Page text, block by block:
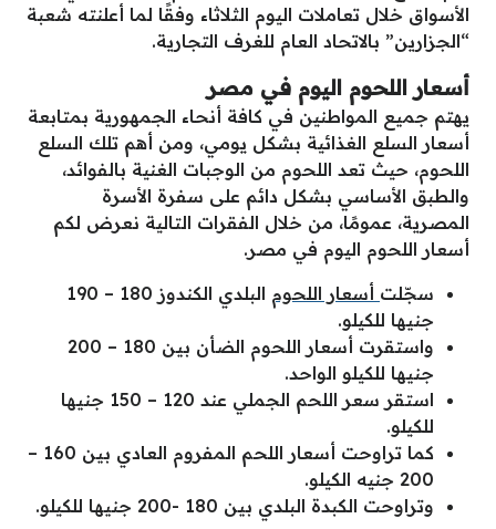
الأسواق خلال تعاملات اليوم الثلاثاء وفقًا لما أعلنته شعبة
“الجزارين” بالاتحاد العام للغرف التجارية.
أسعار اللحوم اليوم في مصر
يهتم جميع المواطنين في كافة أنحاء الجمهورية بمتابعة
أسعار السلع الغذائية بشكل يومي، ومن أهم تلك السلع
اللحوم، حيث تعد اللحوم من الوجبات الغنية بالفوائد،
والطبق الأساسي بشكل دائم على سفرة الأسرة
المصرية، عمومًا، من خلال الفقرات التالية نعرض لكم
أسعار اللحوم اليوم في مصر.
سجّلت أسعار اللحوم
البلدي الكندوز 180 – 190
جنيها للكيلو.
واستقرت أسعار اللحوم الضأن بين 180 – 200
جنيها للكيلو الواحد.
استقر سعر اللحم الجملي عند 120 – 150 جنيها
للكيلو.
كما تراوحت أسعار اللحم المفروم العادي بين 160 –
200 جنيه الكيلو.
وتراوحت الكبدة البلدي بين 180 -200 جنيها للكيلو.